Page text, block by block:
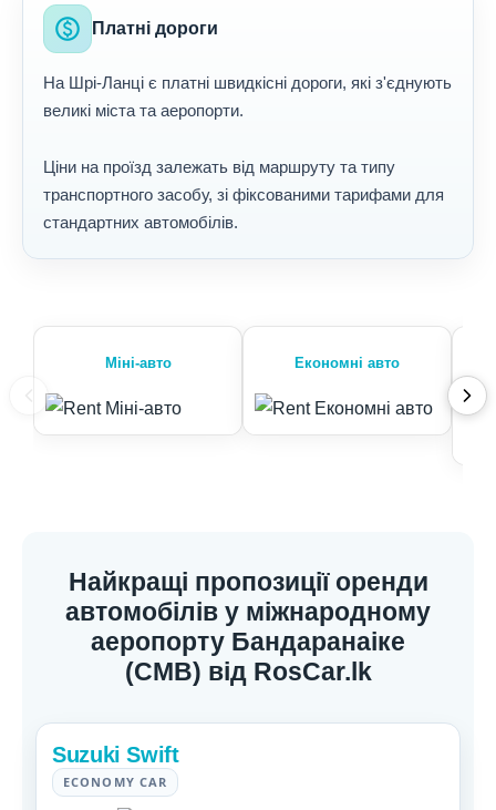
paid Платні дороги
На Шрі-Ланці є платні швидкісні дороги, які з'єднують
великі міста та аеропорти.
Ціни на проїзд залежать від маршруту та типу
транспортного засобу, зі фіксованими тарифами для
стандартних автомобілів.
Міні-авто Економні авто
Найкращі пропозиції оренди
автомобілів у міжнародному
аеропорту Бандаранаіке
(CMB) від RosCar.lk
Suzuki Swift
ECONOMY CAR